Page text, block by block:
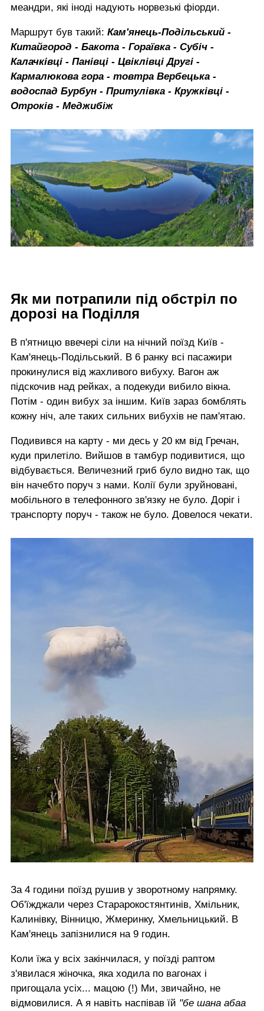
меандри, які іноді надують норвезькі фіорди.
Маршрут був такий: Кам'янець-Подільський -
Китайгород - Бакота - Гораївка - Субіч -
Калачківці - Панівці - Цвіклівці Другі -
Кармалюкова гора - товтра Вербецька -
водоспад Бурбун - Притулівка - Кружківці -
Отроків - Меджибіж
Як ми потрапили під обстріл по
дорозі на Поділля
В п'ятницю ввечері сіли на нічний поїзд Київ -
Кам'янець-Подільський. В 6 ранку всі пасажири
прокинулися від жахливого вибуху. Вагон аж
підскочив над рейках, а подекуди вибило вікна.
Потім - один вибух за іншим. Київ зараз бомблять
кожну ніч, але таких сильних вибухів не пам'ятаю.
Подивився на карту - ми десь у 20 км від Гречан,
куди прилетіло. Вийшов в тамбур подивитися, що
відбувається. Величезний гриб було видно так, що
він начебто поруч з нами. Колії були зруйновані,
мобільного в телефонного зв'язку не було. Доріг і
транспорту поруч - також не було. Довелося чекати.
За 4 години поїзд рушив у зворотному напрямку.
Об'їжджали через Старарокостянтинів, Хмільник,
Калинівку, Вінницю, Жмеринку, Хмельницький. В
Кам'янець запізнилися на 9 годин.
Коли їжа у всіх закінчилася, у поїзді раптом
з'явилася жіночка, яка ходила по вагонах і
пригощала усіх... мацою (!) Ми, звичайно, не
відмовилися. А я навіть наспівав їй "бе шана абаа